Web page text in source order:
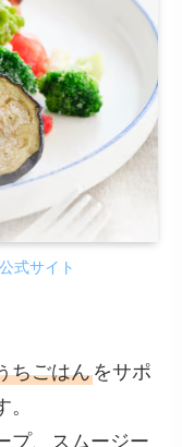
式サイト
ちごはんをサポ
プ、スムージー